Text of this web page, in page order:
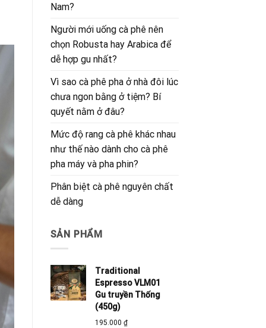
Nam?
Người mới uống cà phê nên
chọn Robusta hay Arabica để
dễ hợp gu nhất?
Vì sao cà phê pha ở nhà đôi lúc
chưa ngon bằng ở tiệm? Bí
quyết nằm ở đâu?
Mức độ rang cà phê khác nhau
như thế nào dành cho cà phê
pha máy và pha phin?
Phân biệt cà phê nguyên chất
dễ dàng
SẢN PHẨM
Traditional
Espresso VLM01
Gu truyền Thống
(450g)
195.000 ₫